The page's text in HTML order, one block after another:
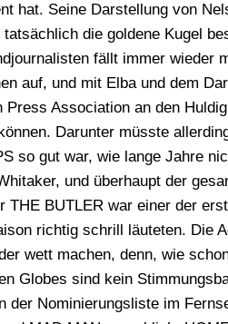
hat. Sei­ne Dar­stel­lung von
die gol­de­ne Kugel
fällt immer wie­der
auf, und mit Elba und dem
Asso­cia­ti­on an den
Dar­un­ter müss­te
so gut war, wie lan­ge Jah­re
und über­haupt der
THE BUTLER war einer der
rich­tig schrill läu­te­ten. Die
wett machen, denn, wie
Glo­bes sind kein
der Nomi­nie­rungs­lis­te im